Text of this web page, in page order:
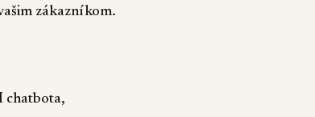
zákazníkom.
chatbota,